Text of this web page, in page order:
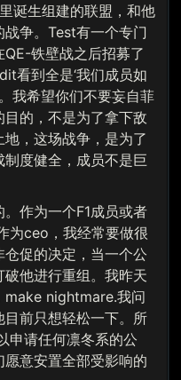
诞生组建的联盟，和他
争。Test有一个专门
铁壁战之后招募了
看到全是‘我们成员如
我希望你们不要妄自菲
的，不是为了拿下敌
，这场战争，是为了
度健全，成员不是巨
作为一个F1成员或者
为ceo，我经常要做很
促的决定，当一个公
他进行重组。我昨天
make nightmare.我问
前只想轻松一下。所
申请任何凛冬系的公
意安置全部受影响的